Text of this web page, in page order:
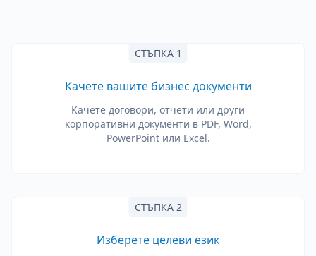
СТЪПКА 1
Качете вашите бизнес документи
Качете договори, отчети или други
корпоративни документи в PDF, Word,
PowerPoint или Excel.
СТЪПКА 2
Изберете целеви език